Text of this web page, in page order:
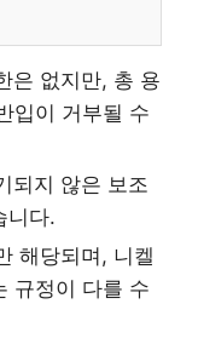
은 없지만, 총 용
입이 거부될 수
되지 않은 보조
니다.
해당되며, 니켈
규정이 다를 수